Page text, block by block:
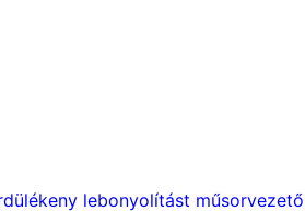
lebonyolítást